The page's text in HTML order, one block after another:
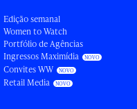
Edição semanal
Women to Watch
Portfólio de Agências
Ingressos Maximídia
Convites WW
Retail Media